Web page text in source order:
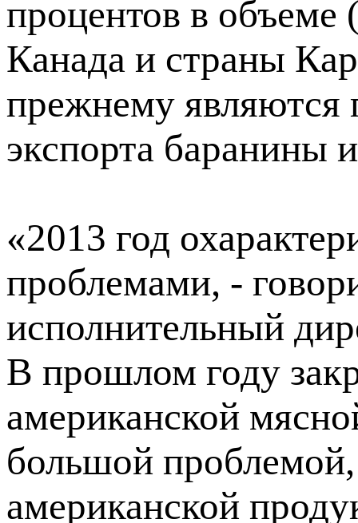
процентов в
Канада и страны
прежнему являются
экспорта баранины
«2013 год
проблемами, -
исполнительный
В прошлом году
американской
большой проблемой,
американской